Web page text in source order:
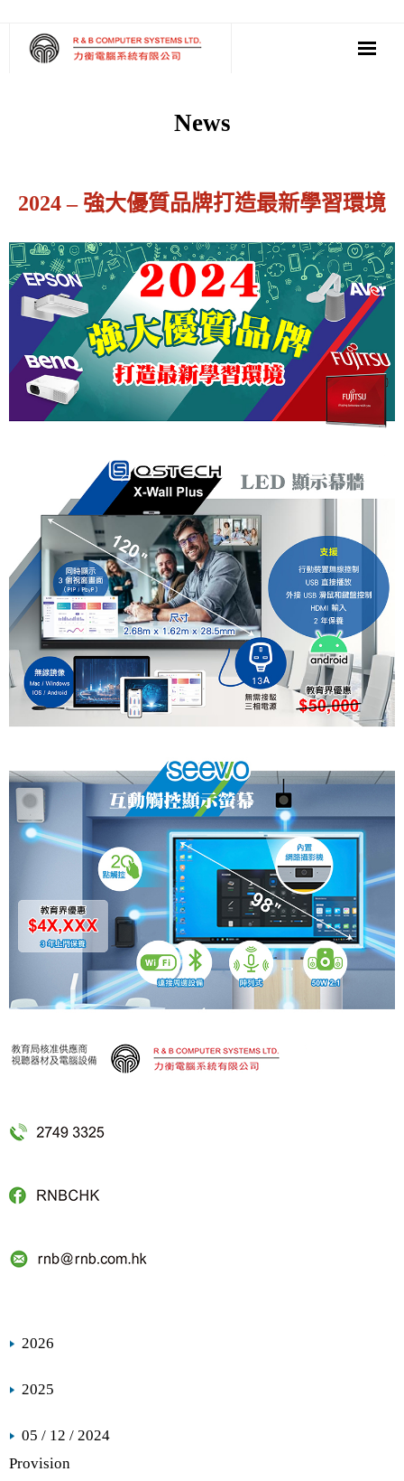
News
2024 – 強大優質品牌打造最新學習環境
2026
2025
05 / 12 / 2024
Provision